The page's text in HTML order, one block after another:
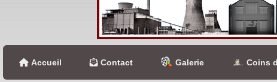
Accueil Contact Galerie Coins